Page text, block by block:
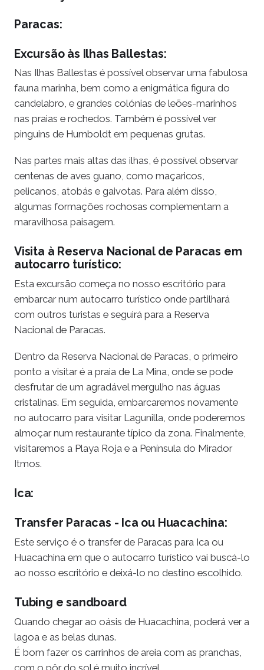
Paracas:
Excursão às Ilhas Ballestas:
Nas Ilhas Ballestas é possível observar uma fabulosa
fauna marinha, bem como a enigmática figura do
candelabro, e grandes colónias de leões-marinhos
nas praias e rochedos. Também é possível ver
pinguins de Humboldt em pequenas grutas.
Nas partes mais altas das ilhas, é possível observar
centenas de aves guano, como maçaricos,
pelicanos, atobás e gaivotas. Para além disso,
algumas formações rochosas complementam a
maravilhosa paisagem.
Visita à Reserva Nacional de Paracas em
autocarro turístico:
Esta excursão começa no nosso escritório para
embarcar num autocarro turístico onde partilhará
com outros turistas e seguirá para a Reserva
Nacional de Paracas.
Dentro da Reserva Nacional de Paracas, o primeiro
ponto a visitar é a praia de La Mina, onde se pode
desfrutar de um agradável mergulho nas águas
cristalinas. Em seguida, embarcaremos novamente
no autocarro para visitar Lagunilla, onde poderemos
almoçar num restaurante típico da zona. Finalmente,
visitaremos a Playa Roja e a Península do Mirador
Itmos.
Ica:
Transfer Paracas - Ica ou Huacachina:
Este serviço é o transfer de Paracas para Ica ou
Huacachina em que o autocarro turístico vai buscá-lo
ao nosso escritório e deixá-lo no destino escolhido.
Tubing e sandboard
Quando chegar ao oásis de Huacachina, poderá ver a
lagoa e as belas dunas.
É bom fazer os carrinhos de areia com as pranchas,
com o pôr do sol é muito incrível.